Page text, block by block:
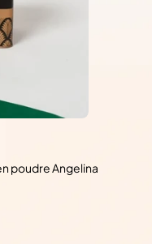
poudre Angelina